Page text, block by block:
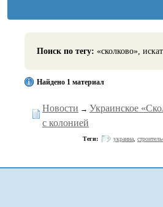
Поиск по тегу: «сколково»,
Найдено 1 материал
Новости → Украинское
с колонией
Теги: украина